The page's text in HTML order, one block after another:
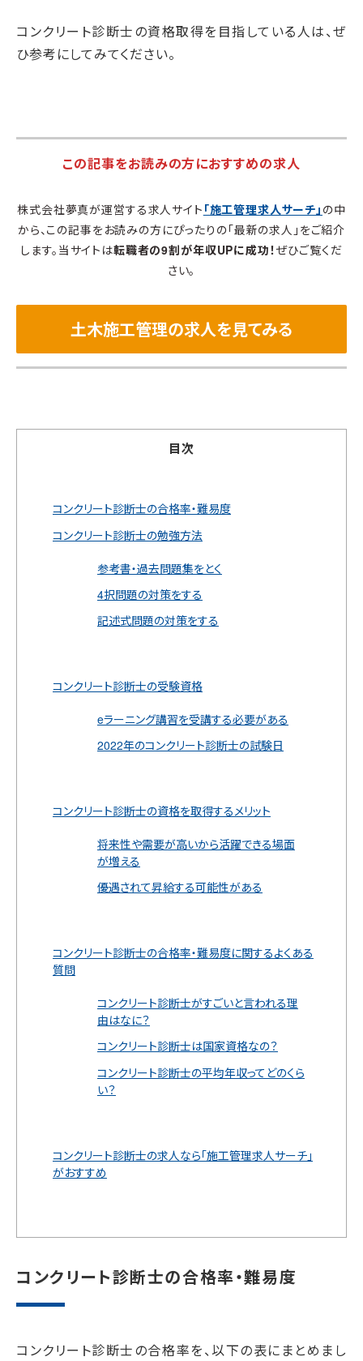
コンクリート診断士の資格取得を目指している人は、ぜ
ひ参考にしてみてください。
この記事をお読みの方におすすめの求人
株式会社夢真が運営する求人サイト 「施工管理求人サーチ」 の中
から、この記事をお読みの方にぴったりの「最新の求人」をご紹介
します。当サイトは転職者の9割が年収UPに成功！ぜひご覧くだ
さい。
土木施工管理の求人を見てみる
目次
コンクリート診断士の合格率・難易度
コンクリート診断士の勉強方法
参考書・過去問題集をとく
4択問題の対策をする
記述式問題の対策をする
コンクリート診断士の受験資格
eラーニング講習を受講する必要がある
2022年のコンクリート診断士の試験日
コンクリート診断士の資格を取得するメリット
将来性や需要が高いから活躍できる場面
が増える
優遇されて昇給する可能性がある
コンクリート診断士の合格率・難易度に関するよくある
質問
コンクリート診断士がすごいと言われる理
由はなに？
コンクリート診断士は国家資格なの？
コンクリート診断士の平均年収ってどのくら
い？
コンクリート診断士の求人なら「施工管理求人サーチ」
がおすすめ
コンクリート診断士の合格率・難易度
コンクリート診断士の合格率を、以下の表にまとめまし